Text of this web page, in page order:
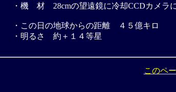
・機 材 28cmの望遠鏡に冷却CCDカメラ
・この日の地球からの距離 ４５億キロ
・明るさ 約＋１４等星
このペ